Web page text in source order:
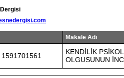
Makale Adı
1591701561
KENDİLİK
OLGUSUNUN